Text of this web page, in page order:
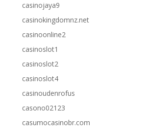
casinojaya9
casinokingdomnz.net
casinoonline2
casinoslot1
casinoslot2
casinoslot4
casinoudenrofus
casono02123
casumocasinobr.com